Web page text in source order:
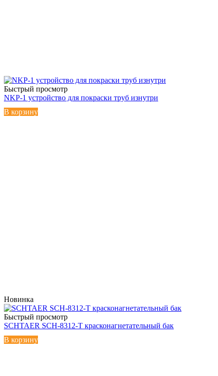
Быстрый просмотр
NKP-1 устройство для покраски труб изнутри
В корзину
Новинка
Быстрый просмотр
SCHTAER SCH-8312-T красконагнетательный бак
В корзину